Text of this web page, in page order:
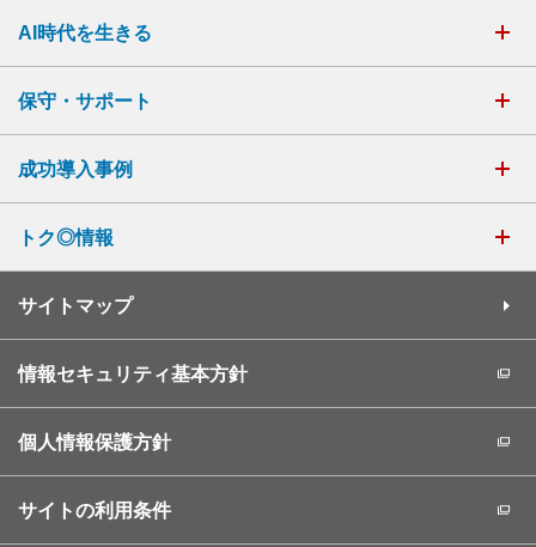
AI時代を生きる
保守・サポート
成功導入事例
トク◎情報
サイトマップ
情報セキュリティ基本方針
個人情報保護方針
サイトの利用条件